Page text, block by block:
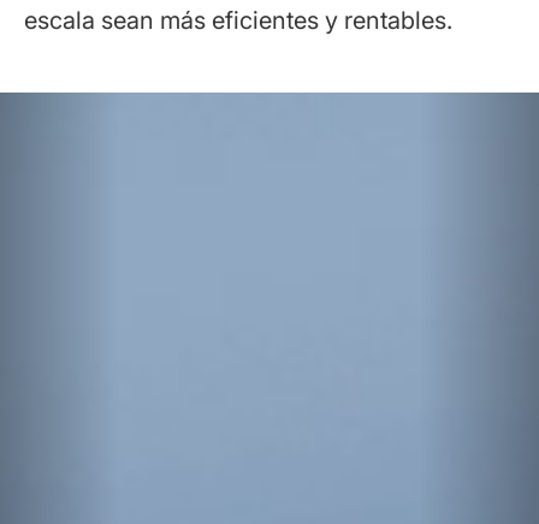
escala sean más eficientes y rentables.